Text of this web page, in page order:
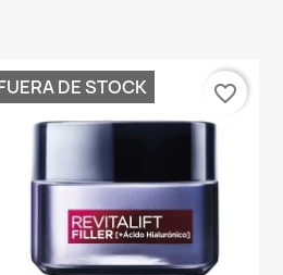
DE STOCK favorite_border